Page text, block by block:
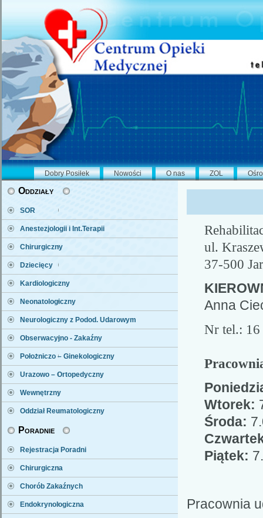
Dobry Posiłek Nowości O nas ZOL
Oddziały
SOR
Anestezjologii i Int.Terapii
Chirurgiczny
Dziecięcy
Kardiologiczny
Neonatologiczny
Neurologiczny z Podod. Udarowym
Obserwacyjno - Zakaźny
Położniczo – Ginekologiczny
Urazowo – Ortopedyczny
Wewnętrzny
Oddział Reumatologiczny
Poradnie
Rejestracja Poradni
Chirurgiczna
Chorób Zakaźnych
Endokrynologiczna
ul.
37-500
Anna
Nr tel.:
Wtorek:
Środa:
Piątek:
Pracownia